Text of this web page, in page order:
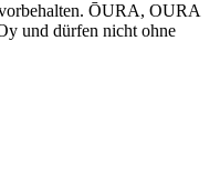
ŌURA, OURA
und dürfen nicht ohne